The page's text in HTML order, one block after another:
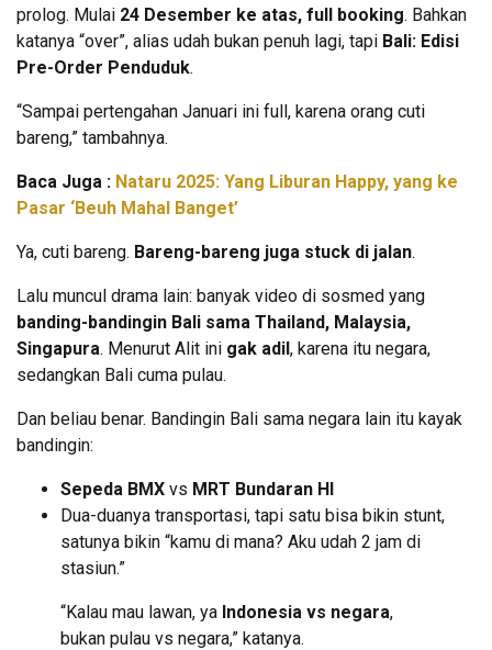
prolog. Mulai 24 Desember ke atas, full booking. Bahkan
katanya “over”, alias udah bukan penuh lagi, tapi Bali: Edisi
Pre-Order Penduduk.
“Sampai pertengahan Januari ini full, karena orang cuti
bareng,” tambahnya.
Baca Juga : Nataru 2025: Yang Liburan Happy, yang ke
Pasar ‘Beuh Mahal Banget’
Ya, cuti bareng. Bareng-bareng juga stuck di jalan.
Lalu muncul drama lain: banyak video di sosmed yang
banding-bandingin Bali sama Thailand, Malaysia,
Singapura. Menurut Alit ini gak adil, karena itu negara,
sedangkan Bali cuma pulau.
Dan beliau benar. Bandingin Bali sama negara lain itu kayak
bandingin:
Sepeda BMX vs MRT Bundaran HI
Dua-duanya transportasi, tapi satu bisa bikin stunt,
satunya bikin “kamu di mana? Aku udah 2 jam di
stasiun.”
“Kalau mau lawan, ya Indonesia vs negara,
bukan pulau vs negara,” katanya.